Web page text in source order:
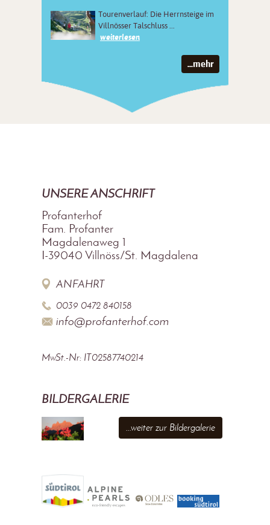
Tourenverlauf: Die Herrnsteige im
Villnösser Talschluss ...
weiterlesen
...mehr
UNSERE ANSCHRIFT
Profanterhof
Fam. Profanter
Magdalenaweg 1
I-39040 Villnöss/St. Magdalena
ANFAHRT
0039 0472 840158
info@profanterhof.com
MwSt.-Nr: IT02587740214
BILDERGALERIE
...weiter zur Bildergalerie